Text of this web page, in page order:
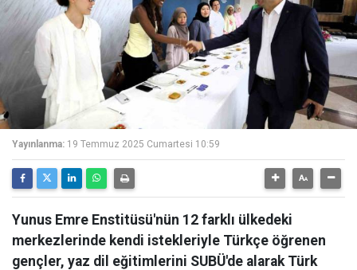
Yayınlanma: 19 Temmuz 2025 Cumartesi 10:59
Yunus Emre Enstitüsü'nün 12 farklı ülkedeki
merkezlerinde kendi istekleriyle Türkçe öğrenen
gençler, yaz dil eğitimlerini SUBÜ'de alarak Türk